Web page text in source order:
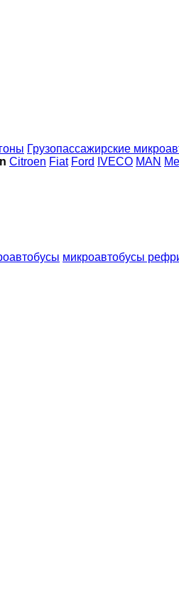
Грузопассажирские
Citroen Fiat Ford IVECO MAN
микроавтобусы